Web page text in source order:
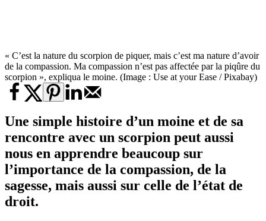
« C’est la nature du scorpion de piquer, mais c’est ma nature d’avoir
de la compassion. Ma compassion n’est pas affectée par la piqûre du
scorpion », expliqua le moine. (Image : Use at your Ease / Pixabay)
Une simple histoire d’un moine et de sa
rencontre avec un scorpion peut aussi
nous en apprendre beaucoup sur
l’importance de la compassion, de la
sagesse, mais aussi sur celle de l’état de
droit.